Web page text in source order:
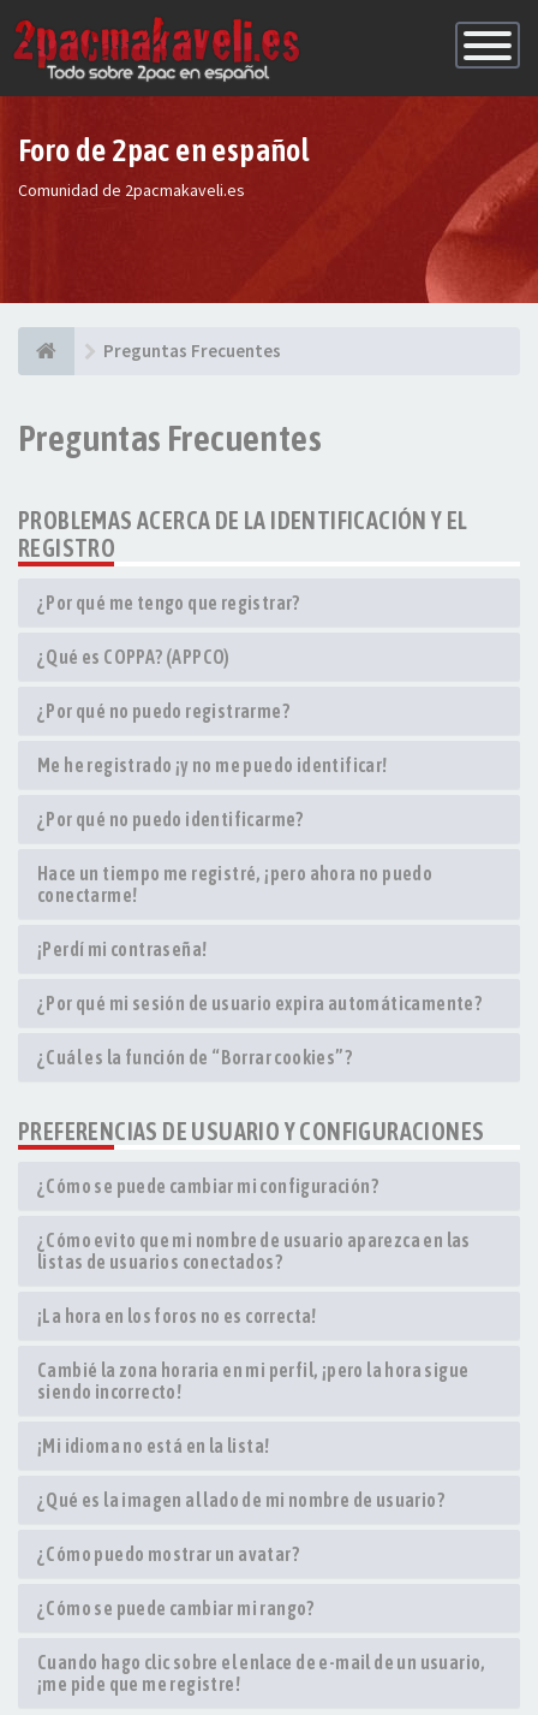
de
Foro de 2pac en español
Comunidad de 2pacmakaveli.es
Preguntas Frecuentes
Preguntas Frecuentes
PROBLEMAS ACERCA DE LA IDENTIFICACIÓN Y EL
REGISTRO
¿Por qué me tengo que registrar?
¿Qué es COPPA? (APPCO)
¿Por qué no puedo registrarme?
Me he registrado ¡y no me puedo identificar!
¿Por qué no puedo identificarme?
Hace un tiempo me registré, ¡pero ahora no puedo
conectarme!
¡Perdí mi contraseña!
¿Por qué mi sesión de usuario expira automáticamente?
¿Cuál es la función de “Borrar cookies”?
PREFERENCIAS DE USUARIO Y CONFIGURACIONES
¿Cómo se puede cambiar mi configuración?
¿Cómo evito que mi nombre de usuario aparezca en las
listas de usuarios conectados?
¡La hora en los foros no es correcta!
Cambié la zona horaria en mi perfil, ¡pero la hora sigue
siendo incorrecto!
¡Mi idioma no está en la lista!
¿Qué es la imagen al lado de mi nombre de usuario?
¿Cómo puedo mostrar un avatar?
¿Cómo se puede cambiar mi rango?
Cuando hago clic sobre el enlace de e-mail de un usuario,
¡me pide que me registre!